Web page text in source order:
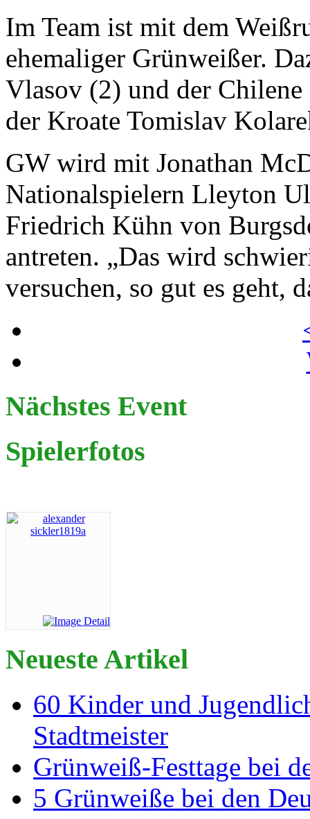
Im Team ist mit dem
ehemaliger Grünweißer.
Vlasov (2) und der
der Kroate Tomislav
GW wird mit Jonathan
Nationalspielern Lleyton
Friedrich Kühn von
antreten. „Das wird
versuchen, so gut es
Nächstes Event
Spielerfotos
Neueste Artikel
60 Kinder und
Stadtmeister
Grünweiß-Festtage bei
5 Grünweiße bei den